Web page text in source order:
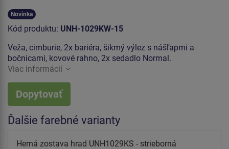
Novinka
Kód produktu: UNH-1029KW-15
Veža, cimburie, 2x bariéra, šikmý výlez s nášľapmi a
bočnicami, kovové rahno, 2x sedadlo Normal.
Viac informácií
Dopytovať
Ďalšie farebné varianty
Herná zostava hrad UNH1029KS - strieborná